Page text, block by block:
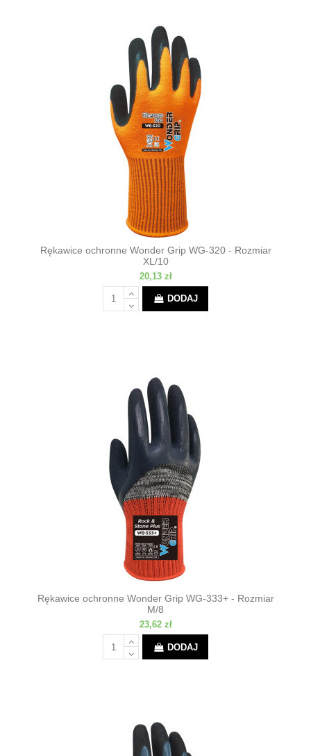
Rękawice ochronne Wonder Grip WG-320 - Rozmiar
XL/10
20,13 zł
DODAJ
Rękawice ochronne Wonder Grip WG-333+ - Rozmiar
M/8
23,62 zł
DODAJ